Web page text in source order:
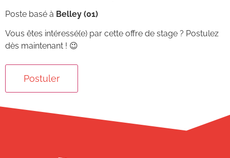
Poste basé à Belley (01)
Vous êtes intéressé(e) par cette offre de stage ? Postulez
dès maintenant ! 😉